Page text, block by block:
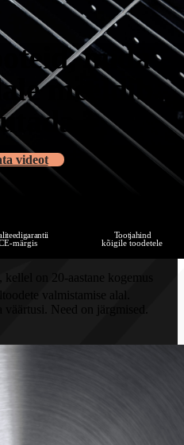
mida
meeldib
videot
märgis
Tootjahind
kõigile toodetele
kellel on 20-aastane kogemus
valmistamise alal.
väärtusi. Need on järgmised.